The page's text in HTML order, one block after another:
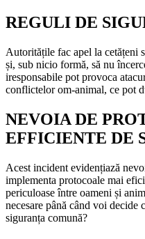
REGULI DE
Autoritățile fac apel la cetățeni
și, sub nicio formă, să nu
iresponsabile pot provoca
conflictelor om-animal, ce pot
NEVOIA DE
EFFICIENTE DE
Acest incident evidențiază
implementa protocoale mai
periculoase între oameni și
necesare până când voi decide
siguranța comună?